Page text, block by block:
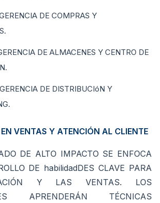
DE COMPRAS Y
DE ALMACENES Y CENTRO DE
DE DISTRIBUCIóN Y
VENTAS Y ATENCIÓN AL CLIENTE
DE ALTO IMPACTO SE ENFOCA
DE habilidadDES CLAVE PARA
Y LAS VENTAS. LOS
APRENDERÁN TÉCNICAS